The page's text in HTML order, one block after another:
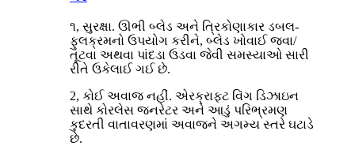
૧, સુરક્ષા. ઊભી બ્લેડ અને ત્રિકોણાકાર ડબલ-
ફુલક્રમનો ઉપયોગ કરીને, બ્લેડ ખોવાઈ જવા/
તૂટવા અથવા પાંદડા ઉડવા જેવી સમસ્યાઓ સારી
રીતે ઉકેલાઈ ગઈ છે.
2, કોઈ અવાજ નહીં. એરક્રાફ્ટ વિંગ ડિઝાઇન
સાથે કોરલેસ જનરેટર અને આડું પરિભ્રમણ
કુદરતી વાતાવરણમાં અવાજને અગમ્ય સ્તરે ઘટાડે
છે.